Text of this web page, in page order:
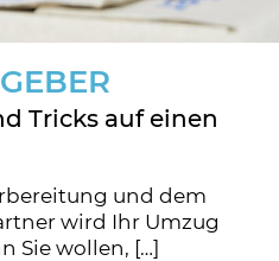
Tricks auf einen
und dem
wird Ihr Umzug
Sie wollen, […]